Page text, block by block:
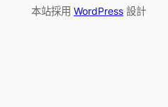
本站採用 WordPress設計